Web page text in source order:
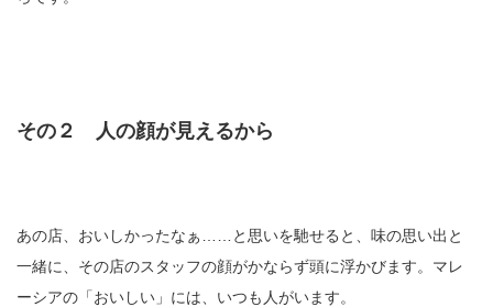
その２ 人の顔が見えるから
あの店、おいしかったなぁ……と思いを馳せると、味の思い出と
一緒に、その店のスタッフの顔がかならず頭に浮かびます。マレ
ーシアの「おいしい」には、いつも人がいます。